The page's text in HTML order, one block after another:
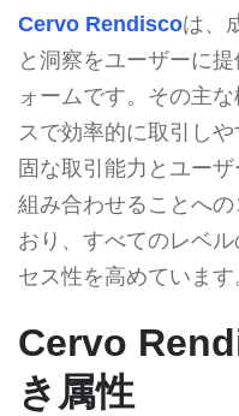
Cervo Rendiscoは、
と洞察をユーザーに
ォームです。その主
スで効率的に取引し
固な取引能力とユー
組み合わせることへ
おり、すべてのレベ
セス性を高めています
Cervo
き属性